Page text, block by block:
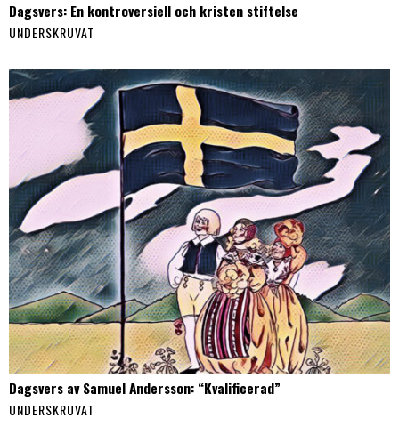
Dagsvers: En kontroversiell och kristen stiftelse
UNDERSKRUVAT
Dagsvers av Samuel Andersson: “Kvalificerad”
UNDERSKRUVAT